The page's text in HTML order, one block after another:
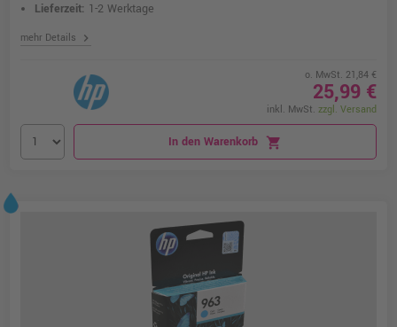
Lieferzeit: 1-2 Werktage
mehr Details chevron_right
o. MwSt. 21,84 €
25,99 €
inkl. MwSt. zzgl. Versand
In den Warenkorb shopping_cart